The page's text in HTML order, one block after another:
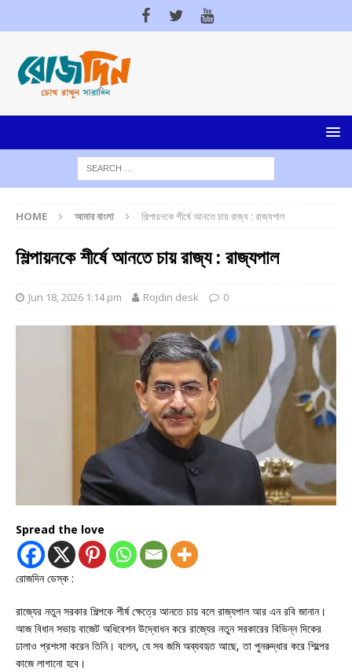
HOME আমার বাংলা শিল্পায়নকে শীর্ষে আনতে চায় রাজ্য : রাজ্যপাল
শিল্পায়নকে শীর্ষে আনতে চায় রাজ্য : রাজ্যপাল
Jun 18, 2026 1:14 pm Rojdin desk 0
Spread the love
রোজদিন ডেস্ক :
রাজ্যের নতুন সরকার শিল্পকে শীর্ষ ক্ষেত্রে আনতে চায় বলে রাজ্যপাল আর এন রবি জানান।
আজ বিধান সভায় বাজেট অধিবেশন উদ্বোধন করে রাজ্যের নতুন সরকারের বিভিন্ন দিকের
ঢালাও প্রশংসা করেন তিনি। বলেন, যে সব জমি অব্যবহৃত আছে, তা পুনরুদ্ধার করে শিল্পের
কাজে লাগানো হবে।